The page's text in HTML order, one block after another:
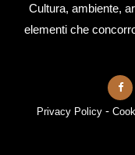
Cultura, ambiente,
elementi che
Privacy Policy-